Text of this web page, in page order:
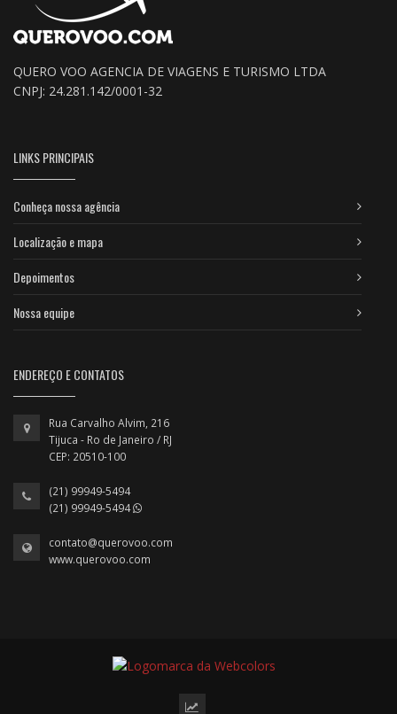
QUERO VOO AGENCIA DE VIAGENS E TURISMO LTDA
CNPJ: 24.281.142/0001-32
LINKS PRINCIPAIS
Conheça nossa agência
Localização e mapa
Depoimentos
Nossa equipe
ENDEREÇO E CONTATOS
Rua Carvalho Alvim, 216
Tijuca - Ro de Janeiro / RJ
CEP: 20510-100
(21) 99949-5494
(21) 99949-5494
contato@querovoo.com
www.querovoo.com